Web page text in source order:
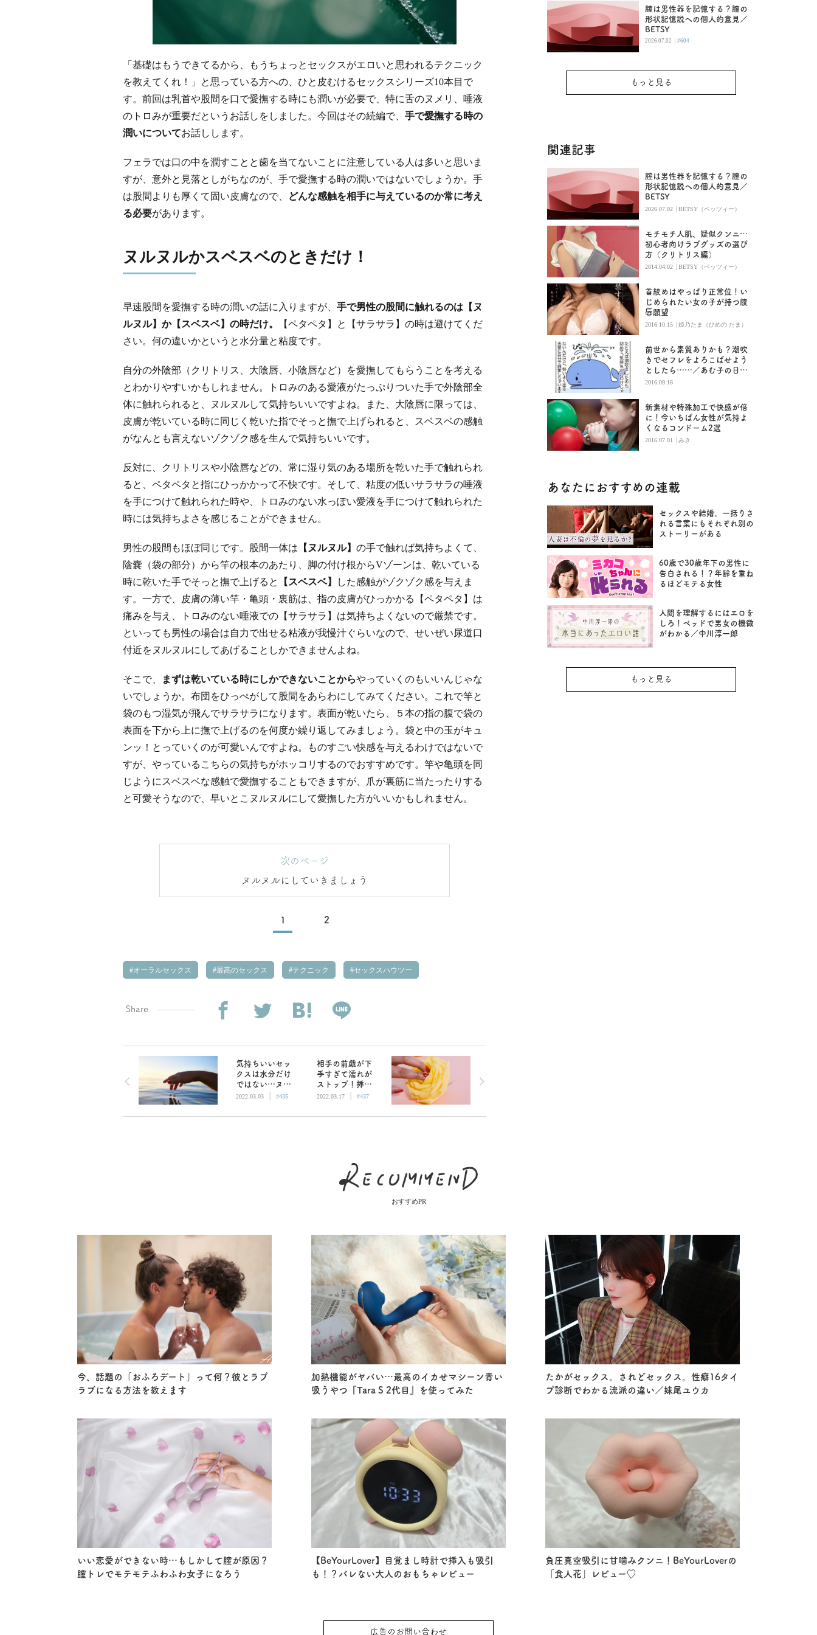
「基礎はもうできてるから、もうちょっとセックスがエロいと思われるテクニック
を教えてくれ！」と思っている方への、ひと皮むけるセックスシリーズ10本目で
す。前回は乳首や股間を口で愛撫する時にも潤いが必要で、特に舌のヌメリ、唾液
のトロみが重要だというお話しをしました。今回はその続編で、 手で愛撫する時の
潤いについてお話しします。
フェラでは口の中を潤すことと歯を当てないことに注意している人は多いと思いま
すが、意外と見落としがちなのが、手で愛撫する時の潤いではないでしょうか。手
は股間よりも厚くて固い皮膚なので、
どんな感触を相手に与えているのか常に考え
る必要があります。
ヌルヌルかスベスベのときだけ！
早速股間を愛撫する時の潤いの話に入りますが、 手で男性の股間に触れるのは【ヌ
ルヌル】か【スベスベ】の時だけ。
【ペタペタ】と【サラサラ】の時は避けてくだ
さい。何の違いかというと水分量と粘度です。
自分の外陰部（クリトリス、大陰唇、小陰唇など）を愛撫してもらうことを考える
とわかりやすいかもしれません。トロみのある愛液がたっぷりついた手で外陰部全
体に触れられると、ヌルヌルして気持ちいいですよね。また、大陰唇に限っては、
皮膚が乾いている時に同じく乾いた指でそっと撫で上げられると、スベスベの感触
がなんとも言えないゾクゾク感を生んで気持ちいいです。
反対に、クリトリスや小陰唇などの、常に湿り気のある場所を乾いた手で触れられ
ると、ペタペタと指にひっかかって不快です。そして、粘度の低いサラサラの唾液
を手につけて触れられた時や、トロみのない水っぽい愛液を手につけて触れられた
時には気持ちよさを感じることができません。
男性の股間もほぼ同じです。股間一体は 【ヌルヌル】 の手で触れば気持ちよくて、
陰嚢（袋の部分）から竿の根本のあたり、脚の付け根からVゾーンは、乾いている
時に乾いた手でそっと撫で上げると
【スベスベ】
した感触がゾクゾク感を与えま
す。一方で、皮膚の薄い竿・亀頭・裏筋は、指の皮膚がひっかかる【ペタペタ】は
痛みを与え、トロみのない唾液での【サラサラ】は気持ちよくないので厳禁です。
といっても男性の場合は自力で出せる粘液が我慢汁ぐらいなので、せいぜい尿道口
付近をヌルヌルにしてあげることしかできませんよね。
そこで、 まずは乾いている時にしかできないことからやっていくのもいいんじゃな
いでしょうか。布団をひっぺがして股間をあらわにしてみてください。これで竿と
袋のもつ湿気が飛んでサラサラになります。表面が乾いたら、５本の指の腹で袋の
表面を下から上に撫で上げるのを何度か繰り返してみましょう。袋と中の玉がキュ
ンッ！とっていくのが可愛いんですよね。ものすごい快感を与えるわけではないで
すが、やっているこちらの気持ちがホッコリするのでおすすめです。竿や亀頭を同
じようにスベスベな感触で愛撫することもできますが、爪が裏筋に当たったりする
と可愛そうなので、早いとこヌルヌルにして愛撫した方がいいかもしれません。
次のページ
ヌルヌルにしていきましょう
1 2
オーラルセックス 最高のセックス テクニック セックスハウツー
Share
気持ちいいセッ
クスは水分だけ
ではない…ヌメ
リとトロみが命
セックス⑨Betsy
2022.03.03 | #435
相手の前戯が下
手すぎて濡れが
ストップ！挿入
前の潤いピンチ
皮向けるシリー
2022.03.17 | #437
腟は男性器を記憶する？膣の
形状記憶説への個人的意見／
BETSY
2026.07.02 | #604
もっと見る
関連記事
腟は男性器を記憶する？膣の
形状記憶説への個人的意見／
BETSY
2026.07.02 | BETSY（ベッツィー）
モチモチ人肌、疑似クンニ…
初心者向けラブグッズの選び
方（クリトリス編）
2014.04.02 | BETSY（ベッツィー）
首絞めはやっぱり正常位！い
じめられたい女の子が持つ陵
辱願望
2016.10.15 | 姫乃たま（ひめの たま）
前世から素質ありかも？潮吹
きでセフレをよろこばせよう
としたら……／あむ子の日常
(74)
2016.09.16
新素材や特殊加工で快感が倍
に！今いちばん女性が気持よ
くなるコンドーム2選
2016.07.01 | みき
あなたにおすすめの連載
セックスや結婚。一括りさ
れる言葉にもそれぞれ別の
ストーリーがある
60歳で30歳年下の男性に
告白される！？年齢を重ね
るほどモテる女性
人間を理解するにはエロを
しろ！ベッドで男女の機微
がわかる／中川淳一郎
もっと見る
おすすめPR
今、話題の「おふろデート」って何？彼とラブ
ラブになる方法を教えます
加熱機能がヤバい…最高のイカせマシーン青い
吸うやつ『Tara S 2代目』を使ってみた
たかがセックス。されどセックス。性癖16タイ
プ診断でわかる流派の違い／妹尾ユウカ
いい恋愛ができない時…もしかして膣が原因？
膣トレでモテモテふわふわ女子になろう
【BeYourLover】目覚まし時計で挿入も吸引
も！？バレない大人のおもちゃレビュー
負圧真空吸引に甘噛みクンニ！BeYourLoverの
「食人花」レビュー♡
広告のお問い合わせ